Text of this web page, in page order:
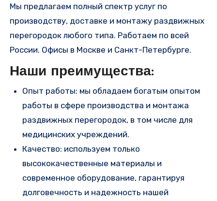
Мы предлагаем полный спектр услуг по
производству, доставке и монтажу раздвижных
перегородок любого типа. Работаем по всей
России. Офисы в Москве и Санкт-Петербурге.
Наши преимущества:
Опыт работы: мы обладаем богатым опытом
работы в сфере производства и монтажа
раздвижных перегородок, в том числе для
медицинских учреждений.
Качество: используем только
высококачественные материалы и
современное оборудование, гарантируя
долговечность и надежность нашей